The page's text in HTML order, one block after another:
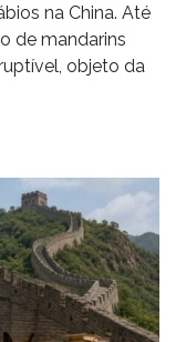
na China. Até
de mandarins
objeto da